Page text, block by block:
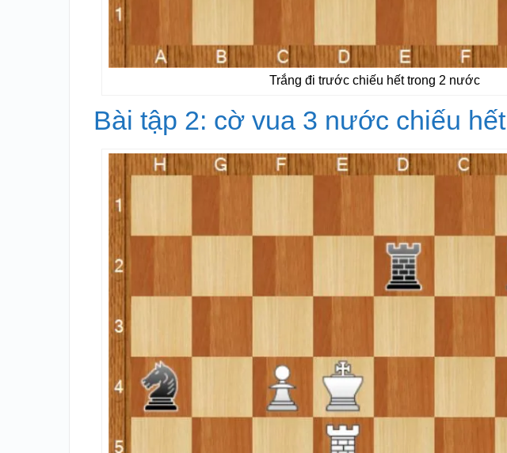
Trắng đi trước chiếu hết trong 2 nước
Bài tập 2: cờ vua 3 nước chiếu hết